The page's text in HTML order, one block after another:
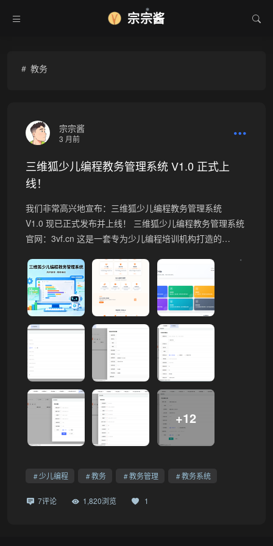
❄
宗宗酱
教务
宗宗酱
3 月前
三维狐少儿编程教务管理系统 V1.0 正式上
线！
我们非常高兴地宣布：三维狐少儿编程教务管理系统
V1.0 现已正式发布并上线！ 三维狐少儿编程教务管理系统
官网：3vf.cn 这是一套专为少儿编程培训机构打造的…
+12
少儿编程 教务 教务管理 教务系统
7评论 1,820浏览 1